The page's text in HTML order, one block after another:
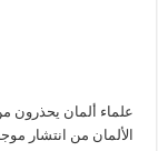
علماء ألمان يحذرون
الألمان من انتشار